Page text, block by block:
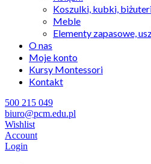
Koszulki, kubki,
Meble
Elementy zapasowe,
O nas
Moje konto
Kursy Montessori
Kontakt
500 215 049
biuro@pcm.edu.pl
Wishlist
Account
Login